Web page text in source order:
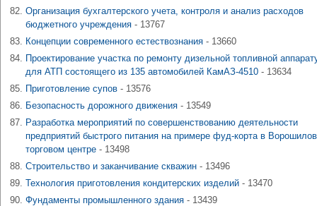
Организация бухгалтерского учета, контроля и анализ расходов
бюджетного учреждения - 13767
Концепции современного естествознания - 13660
Проектирование участка по ремонту дизельной топливной
для АТП состоящего из 135 автомобилей КамАЗ-4510 - 13634
Приготовление супов - 13576
Безопасность дорожного движения - 13549
Разработка мероприятий по совершенствованию деятельности
предприятий быстрого питания на примере фуд-корта в
торговом центре - 13498
Строительство и заканчивание скважин - 13496
Технология приготовления кондитерских изделий - 13470
Фундаменты промышленного здания - 13439